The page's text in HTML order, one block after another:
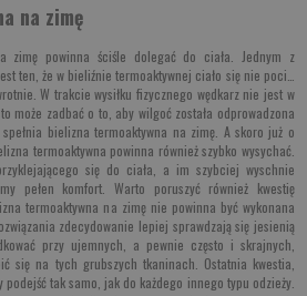
na zimę
zimę powinna ściśle dolegać do ciała. Jednym z
ten, że w bieliźnie termoaktywnej ciało się nie poci…
W trakcie wysiłku fizycznego wędkarz nie jest w
może zadbać o to, aby wilgoć została odprowadzona
bielizna termoaktywna na zimę. A skoro już o
termoaktywna powinna również szybko wysychać.
się do ciała, a im szybciej wyschnie
pełen komfort. Warto poruszyć również kwestię
termoaktywna na zimę nie powinna być wykonana
zdecydowanie lepiej sprawdzają się jesienią
przy ujemnych, a pewnie często i skrajnych,
się na tych grubszych tkaninach. Ostatnia kwestia,
podejść tak samo, jak do każdego innego typu odzieży.